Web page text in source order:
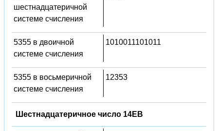
шестнадцатеричной
системе счисления
5355 в двоичной
системе счисления
1010011101011
5355 в восьмеричной
системе счисления
12353
Шестнадцатеричное число 14EB